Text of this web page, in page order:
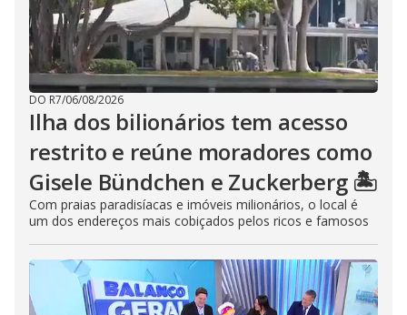
DO R7/06/08/2026
Ilha dos bilionários tem acesso
restrito e reúne moradores como
Gisele Bündchen e Zuckerberg 🏝️
Com praias paradisíacas e imóveis milionários, o local é
um dos endereços mais cobiçados pelos ricos e famosos